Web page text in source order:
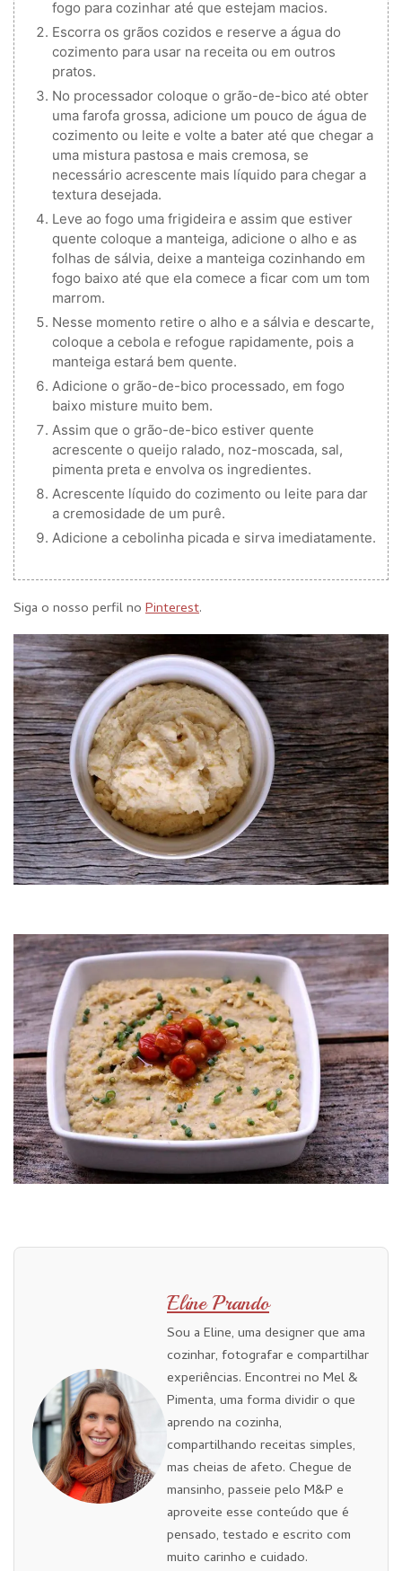
fogo para cozinhar até que estejam macios.
Escorra os grãos cozidos e reserve a água do
cozimento para usar na receita ou em outros
pratos.
No processador coloque o grão-de-bico até obter
uma farofa grossa, adicione um pouco de água de
cozimento ou leite e volte a bater até que chegar a
uma mistura pastosa e mais cremosa, se
necessário acrescente mais líquido para chegar a
textura desejada.
Leve ao fogo uma frigideira e assim que estiver
quente coloque a manteiga, adicione o alho e as
folhas de sálvia, deixe a manteiga cozinhando em
fogo baixo até que ela comece a ficar com um tom
marrom.
Nesse momento retire o alho e a sálvia e descarte,
coloque a cebola e refogue rapidamente, pois a
manteiga estará bem quente.
Adicione o grão-de-bico processado, em fogo
baixo misture muito bem.
Assim que o grão-de-bico estiver quente
acrescente o queijo ralado, noz-moscada, sal,
pimenta preta e envolva os ingredientes.
Acrescente líquido do cozimento ou leite para dar
a cremosidade de um purê.
Adicione a cebolinha picada e sirva imediatamente.
Siga o nosso perfil no Pinterest.
Eline Prando
Sou a Eline, uma designer que ama
cozinhar, fotografar e compartilhar
experiências. Encontrei no Mel &
Pimenta, uma forma dividir o que
aprendo na cozinha,
compartilhando receitas simples,
mas cheias de afeto. Chegue de
mansinho, passeie pelo M&P e
aproveite esse conteúdo que é
pensado, testado e escrito com
muito carinho e cuidado.